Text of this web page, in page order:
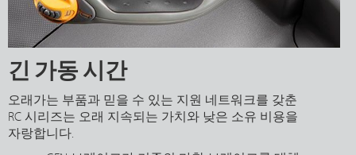
긴 가동 시간
오래가는 부품과 믿을 수 있는 지원 네트워크를 갖춘
RC 시리즈는 오래 지속되는 가치와 낮은 소유 비용을
자랑합니다.